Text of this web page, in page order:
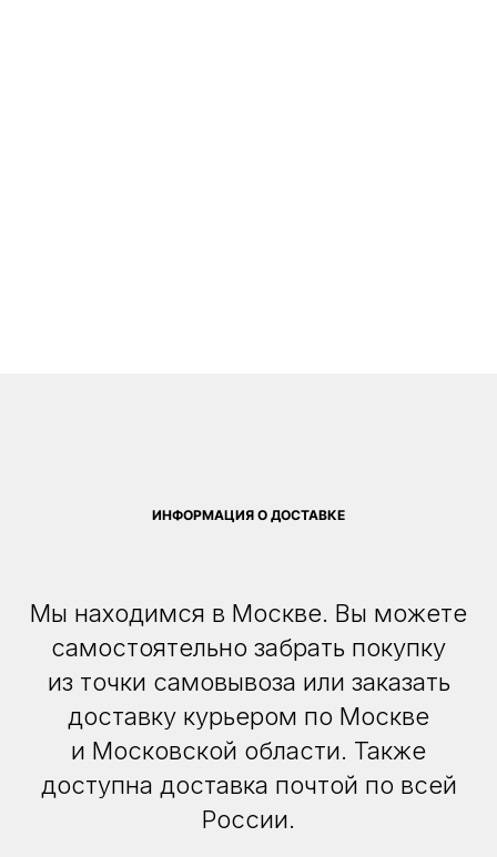
ИНФОРМАЦИЯ О ДОСТАВКЕ
Мы находимся в Москве. Вы можете
самостоятельно забрать покупку
из точки самовывоза или заказать
доставку курьером по Москве
и Московской области. Также
доступна доставка почтой по всей
России.